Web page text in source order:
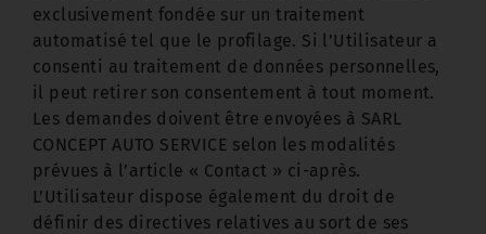
exclusivement fondée sur un traitement
automatisé tel que le profilage. Si l’Utilisateur a
consenti au traitement de données personnelles,
il peut retirer son consentement à tout moment.
Les demandes doivent être envoyées à SARL
CONCEPT AUTO SERVICE selon les modalités
prévues à l’article « Contact » ci-après.
L’Utilisateur dispose également du droit de
définir des directives relatives au sort de ses